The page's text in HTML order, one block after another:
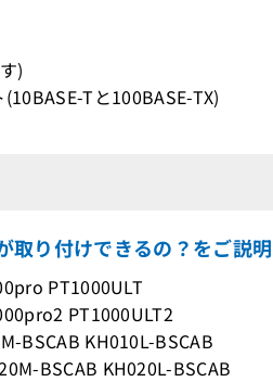
)
Tと100BASE-TX)
り付けできるの？をご説明
PT1000ULT
PT1000ULT2
BSCAB KH010L-BSCAB
BSCAB KH020L-BSCAB